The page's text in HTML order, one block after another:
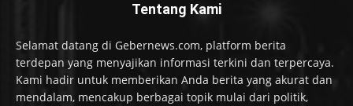
Tentang Kami
Selamat datang di Gebernews.com, platform berita
terdepan yang menyajikan informasi terkini dan terpercaya.
Kami hadir untuk memberikan Anda berita yang akurat dan
mendalam, mencakup berbagai topik mulai dari politik,